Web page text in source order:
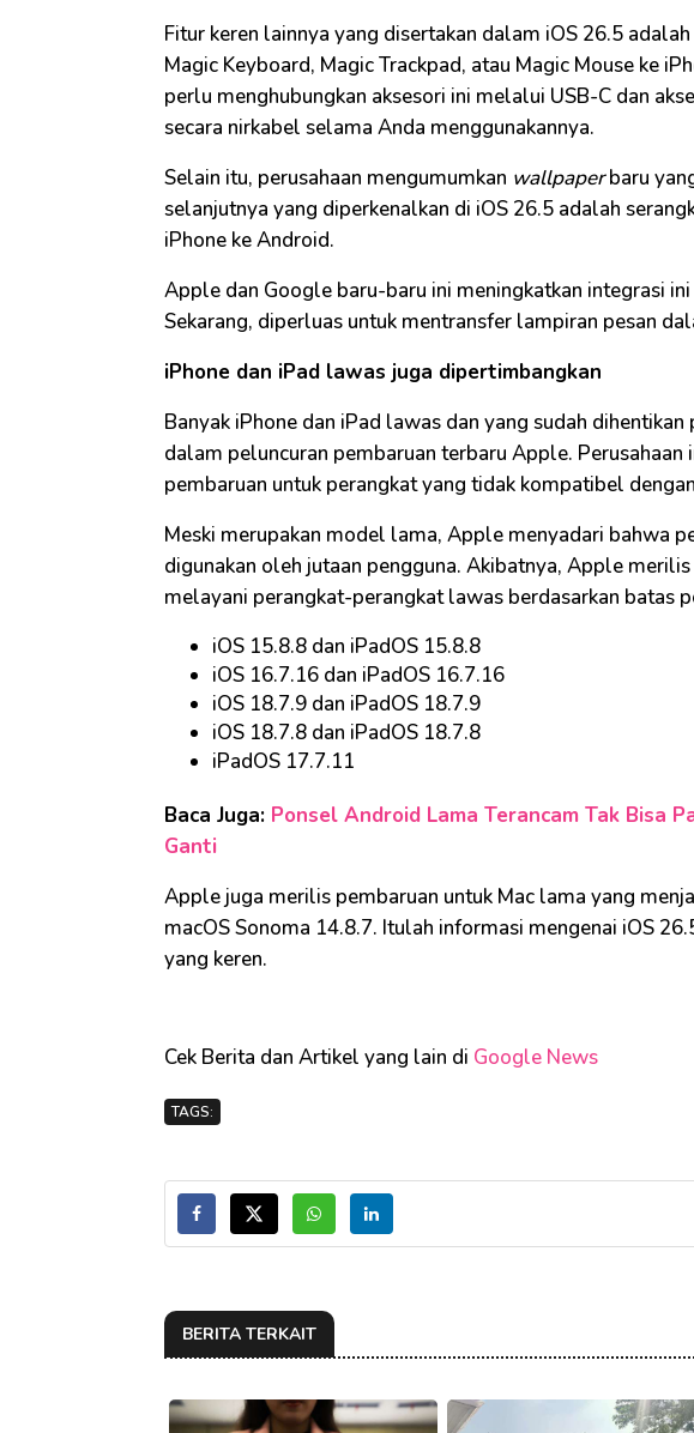
Fitur keren lainnya yang disertakan dalam iOS 26.5
Magic Keyboard, Magic Trackpad, atau Magic Mouse ke
perlu menghubungkan aksesori ini melalui USB-C dan
secara nirkabel selama Anda menggunakannya.
Selain itu, perusahaan mengumumkan wallpaperbaru
selanjutnya yang diperkenalkan di iOS 26.5 adalah
iPhone ke Android.
Apple dan Google baru-baru ini meningkatkan integrasi
Sekarang, diperluas untuk mentransfer lampiran pesan
iPhone dan iPad lawas juga dipertimbangkan
Banyak iPhone dan iPad lawas dan yang sudah
dalam peluncuran pembaruan terbaru Apple. Perusahaan
pembaruan untuk perangkat yang tidak kompatibel
Meski merupakan model lama, Apple menyadari bahwa
digunakan oleh jutaan pengguna. Akibatnya, Apple
melayani perangkat-perangkat lawas berdasarkan batas
iOS 15.8.8 dan iPadOS 15.8.8
iOS 16.7.16 dan iPadOS 16.7.16
iOS 18.7.9 dan iPadOS 18.7.9
iOS 18.7.8 dan iPadOS 18.7.8
iPadOS 17.7.11
Baca Juga: Ponsel Android Lama Terancam Tak Bisa
Ganti
Apple juga merilis pembaruan untuk Mac lama yang
macOS Sonoma 14.8.7. Itulah informasi mengenai iOS
yang keren.
Cek Berita dan Artikel yang lain di Google News
TAGS:
BERITA TERKAIT